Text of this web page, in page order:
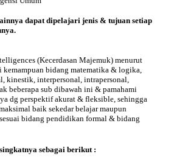
dapat dipelajari jenis & tujuan setiap
(Kecerdasan Majemuk) menurut
kemampuan bidang matematika & logika,
kinestik, interpersonal, intrapersonal,
beberapa sub dibawah ini & pamahami
dg perspektif akurat & fleksible, sehingga
baik sekedar belajar maupun
bidang pendidikan formal & bidang
sebagai berikut :